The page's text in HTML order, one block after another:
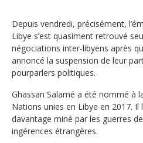
Depuis vendredi, précisément,
Libye s’est quasiment retrouvé
négociations inter-libyens après
annoncé la suspension de leur
pourparlers politiques.
Ghassan Salamé a été nommé à
Nations unies en Libye en 2017. Il
davantage miné par les guerres
ingérences étrangères.